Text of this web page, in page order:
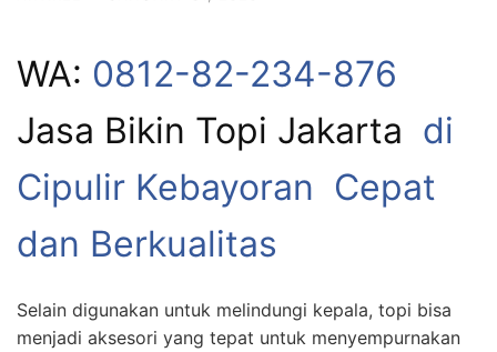
WA: 0812-82-234-876
Jasa Bikin Topi Jakarta di
Cipulir Kebayoran Cepat
dan Berkualitas
Selain digunakan untuk melindungi kepala, topi bisa
menjadi aksesori yang tepat untuk menyempurnakan